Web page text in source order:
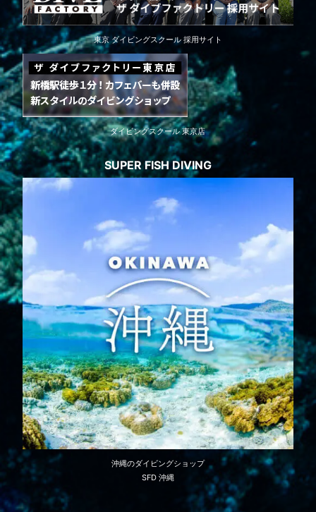
東京 ダイビングスクール 採用サイト
ダイビングスクール 東京店
SUPER FISH DIVING
沖縄のダイビングショップ
SFD 沖縄